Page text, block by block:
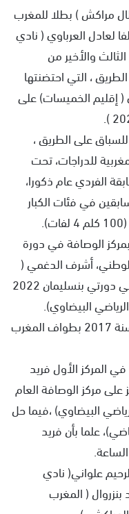
مراكش ) بطلا للمغرب
لعادل العرباوي ( نادي
والأخير من
، التي احتضنتها
( إقليم الخميسات) على
على الطريق ،
للدراجات، تحت
الفردي عام ذكورا،
في فئات الكبار
الوصافة في دورة
الوطني، أشرف الدغمي (
الكوكب الرياضي المراكشي)، حامل لقبي دورتي بنسليمان 2022
يذكر أن أنس آيت العبدية كان قد فاز سنة 2017 بطواف المغرب
من 23 سنة) حل في المركز الأول فريد
على مركز الوصافة العام
البيضاوي) ،فيما حل
علما بأن فريد
علواني( نادي
( المغرب